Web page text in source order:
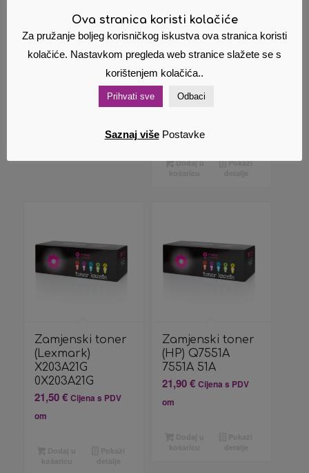
Zamjenski toner
(HP) CF287A 287A
87A
Cijena s PDV
Pokaži
detalje
Zamjenski
toner HP
CE285A 285A
435A 436
18,00€ Izvorna
je:
12,00
je:
12,00 €.
PDV om
Akcija!
Dodaj u
Pokaži
Zamjenski toner
(Lexmark)
X203A21G
0X203A21G
21,50€ Cijena s PDV
om
Zamjenski toner
(HP) Q7551A
7551A 51A
21,90€ Cijena s PDV
om
Ova stranica koristi kolačiće
Za pružanje boljeg korisničkog iskustva ova stranica koristi
kolačiće. Nastavkom pregleda web stranice slažete se s
korištenjem kolačića..
Prihvati sve Odbaci
Saznaj više Postavke